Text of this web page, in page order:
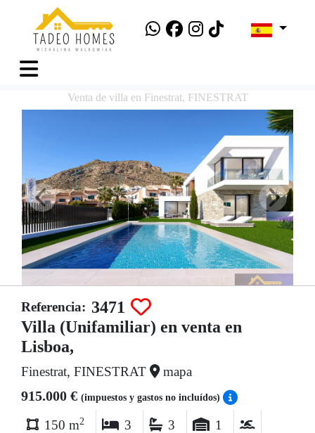
Venta de villa en Finestrat, FINESTRAT
Referencia: 3471
Villa (Unifamiliar) en venta en
Lisboa,
Finestrat, FINESTRAT mapa
915.000 € (impuestos y gastos no incluídos)
150 m2 3 3 1